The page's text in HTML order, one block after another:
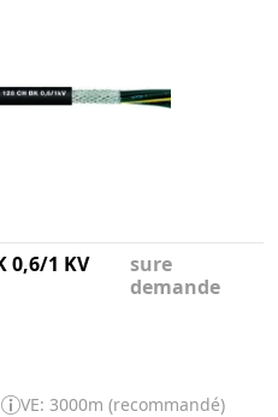
0,6/1 KV
sure
demande
VE: 3000m (recommandé)